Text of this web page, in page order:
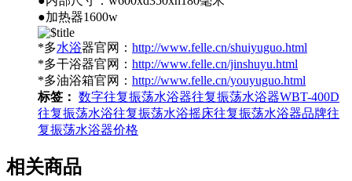
●加热器1600w
*多水浴器官网： http://www.felle.cn/shuiyuguo.html
*多干浴器官网： http://www.felle.cn/jinshuyu.html
*多油浴箱官网： http://www.felle.cn/youyuguo.html
标签： 数字往复振荡水浴器往复振荡水浴器WBT-400D
往复振荡水浴往复振荡水浴摇床往复振荡水浴器品牌往
复振荡水浴器价格
相关商品